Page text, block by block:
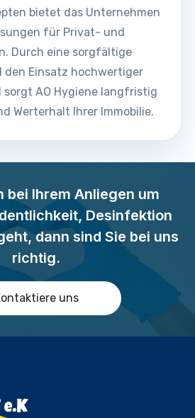
bietet das Unternehmen
für Privat- und
Durch eine sorgfältige
den Einsatz hochwertiger
AO Hygiene langfristig
Werterhalt Ihrer Immobilie.
bei Ihrem Anliegen um
Desinfektion
dann sind Sie bei uns
richtig.
uns